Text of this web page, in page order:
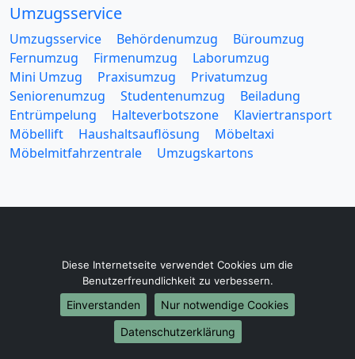
Umzugsservice
Umzugsservice Behördenumzug
Büroumzug
Fernumzug
Firmenumzug
Laborumzug
Mini Umzug
Praxisumzug
Privatumzug
Seniorenumzug
Studentenumzug
Beiladung
Entrümpelung
Halteverbotszone
Klaviertransport
Möbellift
Haushaltsauflösung
Möbeltaxi
Möbelmitfahrzentrale
Umzugskartons
Umzug von Wiesbaden nach Belarus
Umzug von Wiesbaden nach Belgien
Umzug von Wiesbaden nach Bulgarien
Umzug von Wiesbaden nach Dänemark
Diese Internetseite verwendet Cookies um die
Benutzerfreundlichkeit zu verbessern.
Einverstanden
Nur notwendige Cookies
Datenschutzerklärung